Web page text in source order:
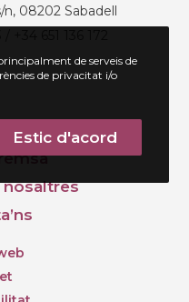
n, 08202 Sabadell
nosaltres
de serveis de
de privacitat i/o
Estic d'acord